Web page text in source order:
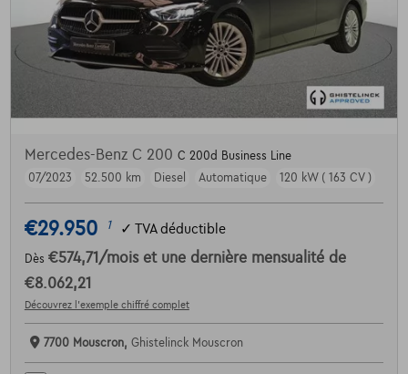
Mercedes-Benz C 200 C 200d Business Line
07/2023
52.500 km Diesel Automatique 120 kW ( 163 CV )
€29.950 1 ✓ TVA déductible
Dès €574,71 /mois et une dernière mensualité de
€8.062,21
Découvrez l’exemple chiffré complet
7700 Mouscron, Ghistelinck Mouscron